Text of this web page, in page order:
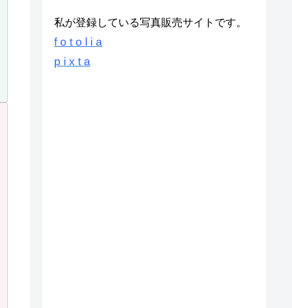
私が登録している写真販売サイトです。
f o t o l i a
p i x t a